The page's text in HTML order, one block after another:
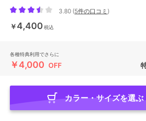
3.80 (5件の口コミ )
￥4,400 税込
各種特典利用でさらに
￥4,000 OFF
カラー・サイズを選ぶ